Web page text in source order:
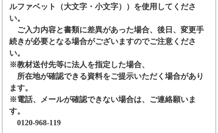
ルファベット（大文字・小文字））を使用してくださ
い。
ご入力内容と書類に差異があった場合、後日、変更手
続きが必要となる場合がございますのでご注意くださ
い。
※教材送付先等に法人を指定した場合、
所在地が確認できる資料をご提示いただく場合があり
ます。
※電話、メールが確認できない場合は、ご連絡願いま
す。
0120-968-119